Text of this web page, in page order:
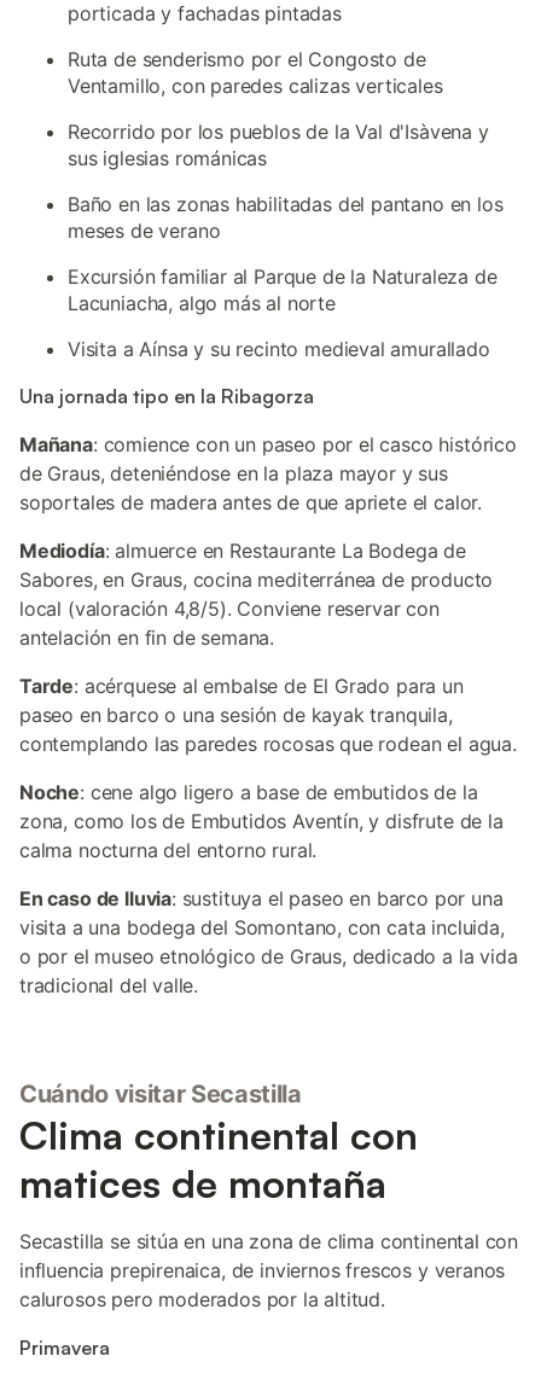
porticada y fachadas pintadas
Ruta de senderismo por el Congosto de
Ventamillo, con paredes calizas verticales
Recorrido por los pueblos de la Val d'Isàvena y
sus iglesias románicas
Baño en las zonas habilitadas del pantano en los
meses de verano
Excursión familiar al Parque de la Naturaleza de
Lacuniacha, algo más al norte
Visita a Aínsa y su recinto medieval amurallado
Una jornada tipo en la Ribagorza
Mañana: comience con un paseo por el casco histórico
de Graus, deteniéndose en la plaza mayor y sus
soportales de madera antes de que apriete el calor.
Mediodía: almuerce en Restaurante La Bodega de
Sabores, en Graus, cocina mediterránea de producto
local (valoración 4,8/5). Conviene reservar con
antelación en fin de semana.
Tarde: acérquese al embalse de El Grado para un
paseo en barco o una sesión de kayak tranquila,
contemplando las paredes rocosas que rodean el agua.
Noche: cene algo ligero a base de embutidos de la
zona, como los de Embutidos Aventín, y disfrute de la
calma nocturna del entorno rural.
En caso de lluvia: sustituya el paseo en barco por una
visita a una bodega del Somontano, con cata incluida,
o por el museo etnológico de Graus, dedicado a la vida
tradicional del valle.
Cuándo visitar Secastilla
Clima continental con
matices de montaña
Secastilla se sitúa en una zona de clima continental con
influencia prepirenaica, de inviernos frescos y veranos
calurosos pero moderados por la altitud.
Primavera